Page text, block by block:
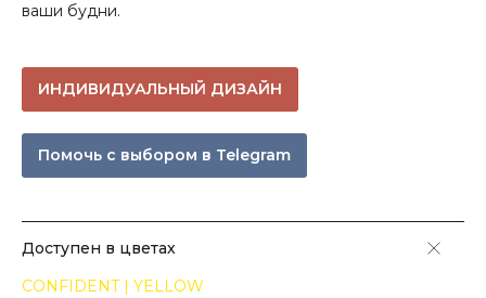
ваши будни.
ИНДИВИДУАЛЬНЫЙ ДИЗАЙН
Помочь с выбором в Telegram
Доступен в цветах
CONFIDENT | YELLOW